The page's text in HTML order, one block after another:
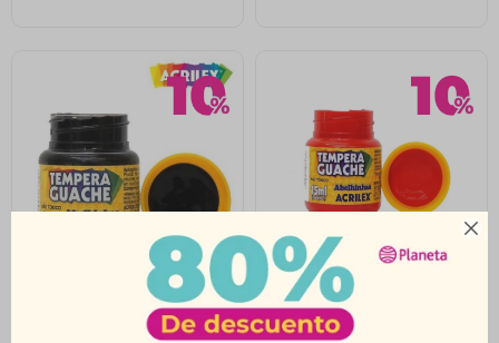

Témpera 15Ml Negro
Acrilex
Témpera 15Ml Rojo
Acrilex